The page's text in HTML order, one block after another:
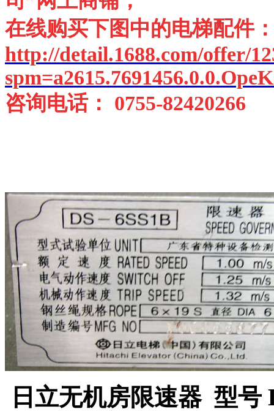
在线购买下图中的电梯配件
http://detail.1688.com/offer/
咨询电话： 0755-
日立无机房限速器 型